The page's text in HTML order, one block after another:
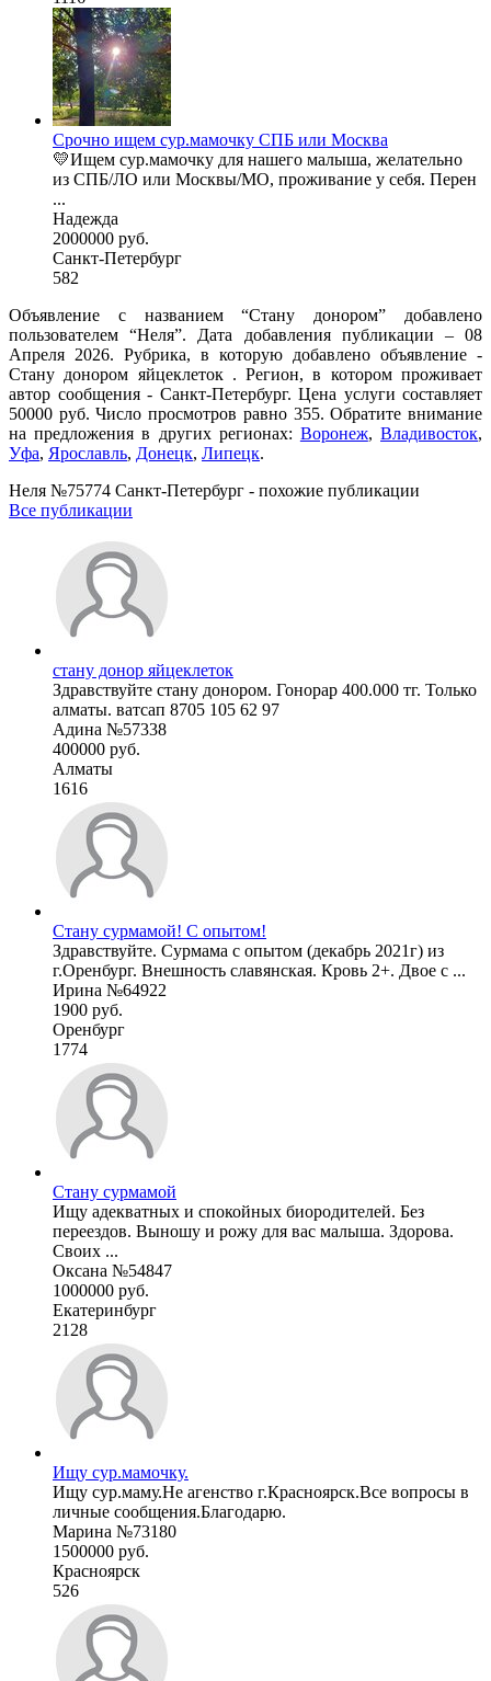
Срочно ищем сур.мамочку СПБ или Москва
💛Ищем сур.мамочку для нашего малыша, желательно
из СПБ/ЛО или Москвы/МО, проживание у себя. Перен
...
Надежда
2000000 руб.
Санкт-Петербург
582
Объявление с названием “Стану донором” добавлено
пользователем “Неля”. Дата добавления публикации – 08
Апреля 2026. Рубрика, в которую добавлено объявление -
Стану донором яйцеклеток . Регион, в котором проживает
автор сообщения - Санкт-Петербург. Цена услуги составляет
50000 руб. Число просмотров равно 355. Обратите внимание
на предложения в других регионах: Воронеж,Владивосток,
Уфа, Ярославль, Донецк, Липецк.
Неля №75774 Санкт-Петербург - похожие публикации
Все публикации
стану донор яйцеклеток
Здравствуйте стану донором. Гонорар 400.000 тг. Только
алматы. ватсап 8705 105 62 97
Адина №57338
400000 руб.
Алматы
1616
Стану сурмамой! С опытом!
Здравствуйте. Сурмама с опытом (декабрь 2021г) из
г.Оренбург. Внешность славянская. Кровь 2+. Двое с ...
Ирина №64922
1900 руб.
Оренбург
1774
Стану сурмамой
Ищу адекватных и спокойных биородителей. Без
переездов. Выношу и рожу для вас малыша. Здорова.
Своих ...
Оксана №54847
1000000 руб.
Екатеринбург
2128
Ищу сур.мамочку.
Ищу сур.маму.Не агенство г.Красноярск.Все вопросы в
личные сообщения.Благодарю.
Марина №73180
1500000 руб.
Красноярск
526